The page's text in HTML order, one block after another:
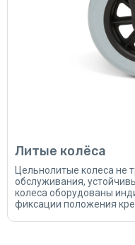
Литые колёса
Цельнолитые колеса не
обслуживания,
колеса оборудованы
фиксации положения